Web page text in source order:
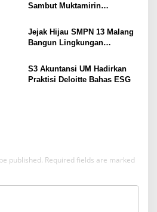
Sambut Muktamirin
Jejak Hijau SMPN 13 Malang
Bangun Lingkungan
S3 Akuntansi UM Hadirkan
Praktisi Deloitte Bahas ESG
published. Required fields are marked